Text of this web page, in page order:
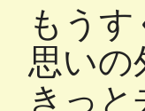
もう
思いの
きっ